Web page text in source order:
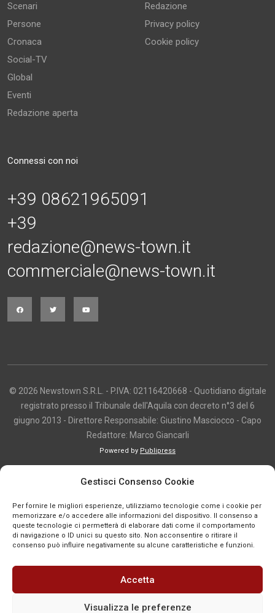
Gestisci Consenso Cookie
Per fornire le migliori esperienze, utilizziamo tecnologie come i cookie per
memorizzare e/o accedere alle informazioni del dispositivo. Il consenso a
queste tecnologie ci permetterà di elaborare dati come il comportamento
di navigazione o ID unici su questo sito. Non acconsentire o ritirare il
consenso può influire negativamente su alcune caratteristiche e funzioni.
Accetta
Visualizza le preferenze
Scenari
Persone
Cronaca
Social-TV
Global
Eventi
Redazione aperta
Redazione
Privacy policy
Cookie policy
Connessi con noi
+39 08621965091
+39
redazione@news-town.it
commerciale@news-town.it
© 2026 Newstown S.R.L. - P.IVA: 02116420668 - Quotidiano digitale
registrato presso il Tribunale dell'Aquila con decreto n°3 del 6
giugno 2013 - Direttore Responsabile: Giustino Masciocco - Capo
Redattore: Marco Giancarli
Powered by Publipress
articoli, immagini, fotografie, video e grafica, sono protetti da copyright e
indicazione. La riproduzione totale o parziale dei contenuti è consentita
solo previa autorizzazione o citando chiaramente la fonte, con link diretto
alla pagina originale, quando previsto. I contenuti provenienti da terze
titolari dei diritti. Se un contenuto viola diritti d’autore o norme vigenti, è